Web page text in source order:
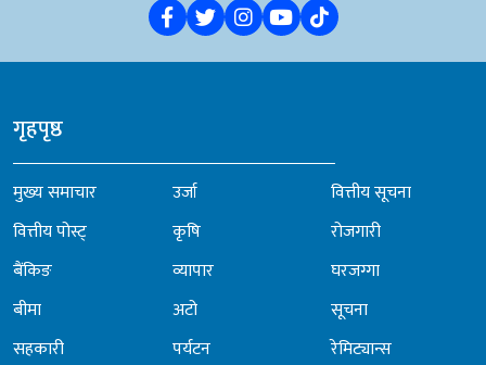
गृहपृष्ठ
मुख्य समाचार
वित्तीय पोस्ट्
बैंकिङ
बीमा
सहकारी
उर्जा
कृषि
व्यापार
अटो
पर्यटन
वित्तीय सूचना
रोजगारी
घरजग्गा
सूचना
रेमिट्यान्स